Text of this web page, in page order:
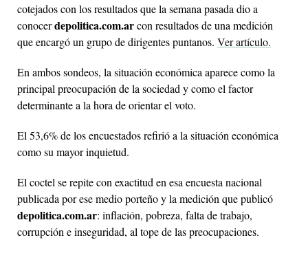
cotejados con los resultados que la semana pasada dio a
conocerdepolitica.com.arcon resultados de una medición
que encargó un grupo de dirigentes puntanos. Ver artículo.
En ambos sondeos, la situación económica aparece como la
principal preocupación de la sociedad y como el factor
determinante a la hora de orientar el voto.
El 53,6% de los encuestados refirió a la situación económica
como su mayor inquietud.
El coctel se repite con exactitud en esa encuesta nacional
publicada por ese medio porteño y la medición que publicó
depolitica.com.ar: inflación, pobreza, falta de trabajo,
corrupción e inseguridad, al tope de las preocupaciones.